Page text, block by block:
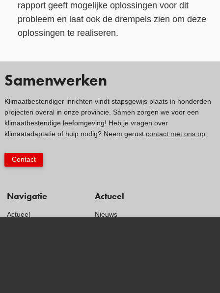
rapport geeft mogelijke oplossingen voor dit
probleem en laat ook de drempels zien om deze
oplossingen te realiseren.
Navigatie
Actueel
Actueel
Nieuws
Samenwerken
Klimaatbestendiger inrichten vindt stapsgewijs plaats in honderden
projecten overal in onze provincie. Sámen zorgen we voor een
klimaatbestendige leefomgeving! Heb je vragen over
klimaatadaptatie of hulp nodig? Neem gerust contact met ons op.
Contact